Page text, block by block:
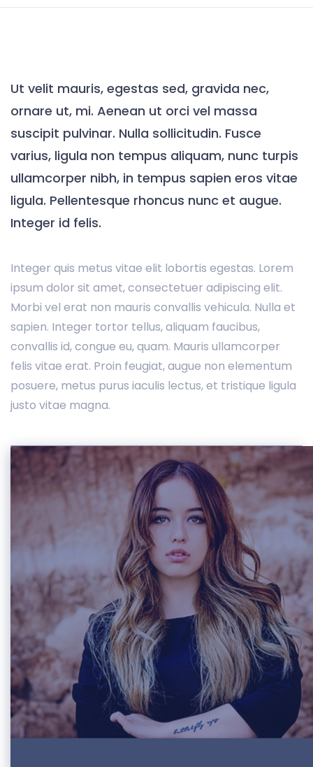
Ut velit mauris, egestas sed, gravida nec,
ornare ut, mi. Aenean ut orci vel massa
suscipit pulvinar. Nulla sollicitudin. Fusce
varius, ligula non tempus aliquam, nunc turpis
ullamcorper nibh, in tempus sapien eros vitae
ligula. Pellentesque rhoncus nunc et augue.
Integer id felis.
Integer quis metus vitae elit lobortis egestas. Lorem
ipsum dolor sit amet, consectetuer adipiscing elit.
Morbi vel erat non mauris convallis vehicula. Nulla et
sapien. Integer tortor tellus, aliquam faucibus,
convallis id, congue eu, quam. Mauris ullamcorper
felis vitae erat. Proin feugiat, augue non elementum
posuere, metus purus iaculis lectus, et tristique ligula
justo vitae magna.